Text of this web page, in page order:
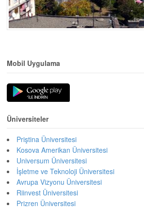
Mobil Uygulama
Üniversiteler
Priştina Üniversitesi
Kosova Amerikan Üniversitesi
Universum Üniversitesi
İşletme ve Teknoloji Üniversitesi
Avrupa Vizyonu Üniversitesi
Riinvest Üniversitesi
Prizren Üniversitesi